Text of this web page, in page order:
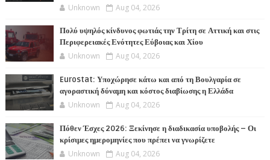
Unknown Aug 04, 2026
Πολύ υψηλός κίνδυνος φωτιάς την Τρίτη σε Αττική και στις
Περιφερειακές Ενότητες Εύβοιας και Χίου
Unknown Aug 04, 2026
Eurostat: Υποχώρησε κάτω και από τη Βουλγαρία σε
αγοραστική δύναμη και κόστος διαβίωσης η Ελλάδα
Unknown Aug 04, 2026
Πόθεν Έσχες 2026: Ξεκίνησε η διαδικασία υποβολής – Οι
κρίσιμες ημερομηνίες που πρέπει να γνωρίζετε
Unknown Aug 04, 2026